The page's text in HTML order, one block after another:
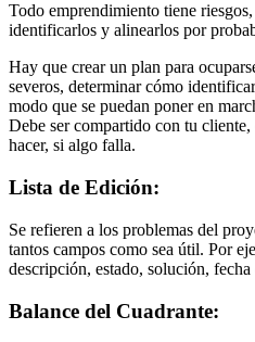
Todo emprendimiento tiene
identificarlos y alinearlos por
Hay que crear un plan para
severos, determinar cómo
modo que se puedan poner en
Debe ser compartido con tu cliente,
hacer, si algo falla.
Lista de Edición:
Se refieren a los problemas del
tantos campos como sea útil. Por
descripción, estado, solución,
Balance del Cuadrante: